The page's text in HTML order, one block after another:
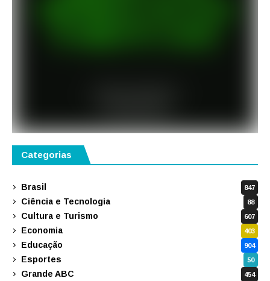
Categorias
Brasil 847
Ciência e Tecnologia 88
Cultura e Turismo 607
Economia 403
Educação 904
Esportes 50
Grande ABC 454